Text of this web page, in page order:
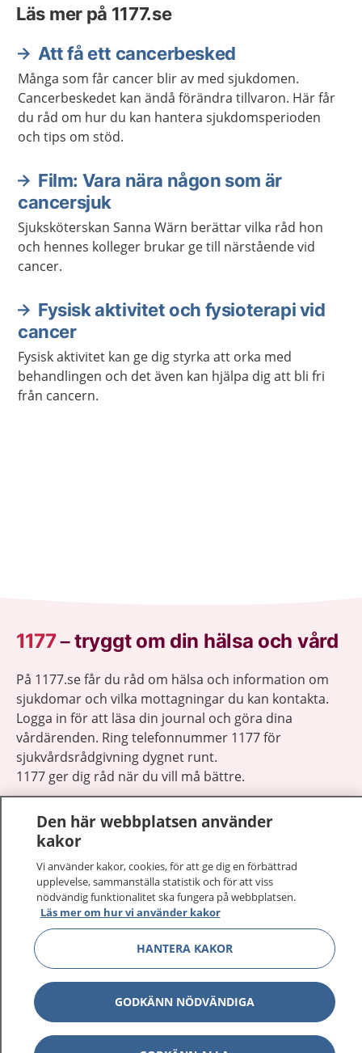
Läs mer på 1177.se
Att få ett cancerbesked
Många som får cancer blir av med sjukdomen.
Cancerbeskedet kan ändå förändra tillvaron. Här får
du råd om hur du kan hantera sjukdomsperioden
och tips om stöd.
Film: Vara nära någon som är
cancersjuk
Sjuksköterskan Sanna Wärn berättar vilka råd hon
och hennes kolleger brukar ge till närstående vid
cancer.
Fysisk aktivitet och fysioterapi vid
cancer
Fysisk aktivitet kan ge dig styrka att orka med
behandlingen och det även kan hjälpa dig att bli fri
från cancern.
1177–tryggt om din hälsa och vård
På 1177.se får du råd om hälsa och information om
sjukdomar och vilka mottagningar du kan kontakta.
Logga in för att läsa din journal och göra dina
vårdärenden. Ring telefonnummer 1177 för
sjukvårdsrådgivning dygnet runt.
1177 ger dig råd när du vill må bättre.
1177 på flera språk
Om 1177
Kontakt Visa
Den här webbplatsen använder
kakor
Vi använder kakor, cookies, för att ge dig en förbättrad
upplevelse, sammanställa statistik och för att viss
nödvändig funktionalitet ska fungera på webbplatsen.
Läs mer om hur vi använder kakor
HANTERA KAKOR
GODKÄNN NÖDVÄNDIGA